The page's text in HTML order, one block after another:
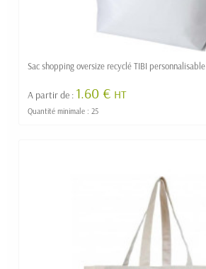
Sac shopping oversize recyclé TIBI personnalisable
A partir de : 1.60 € HT
Quantité minimale : 25